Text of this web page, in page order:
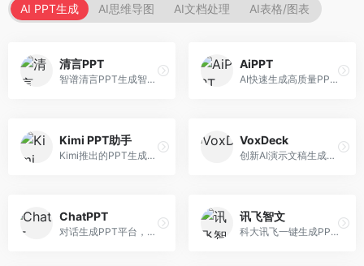
AI PPT生成 AI思维导图 AI文档处理 AI表格/图表
清言PPT
智谱清言PPT生成智能体，基于GLM大模型。面向智谱用户，支持对话生成PPT、内容优化等服务，与智谱生态深度整合。
AiPPT
AI快速生成高质量PPT平台，支持主题定制。面向职场人士和学生，提供一键生成、模板选择、内容优化等服务，PPT制作速度快，设计质量高。
Kimi PPT助手
Kimi推出的PPT生成智能体，整合长文本处理能力。面向职场人士和学生，支持文档解析、PPT生成、内容优化等服务，与Kimi生态深度整合。
VoxDeck
创新AI演示文稿生成工具，支持语音交互创作。面向职场人士，支持语音输入、PPT生成、内容优化等功能，语音创作体验便捷。
ChatPPT
对话生成PPT平台，支持自然语言交互创作。面向职场人士和教育工作者，通过对话方式完成PPT制作，交互体验友好，创作过程直观。
讯飞智文
科大讯飞一键生成PPT和Word工具，整合语音技术。面向职场人士，支持语音输入、文档生成、格式调整等功能，办公效率显著提升。